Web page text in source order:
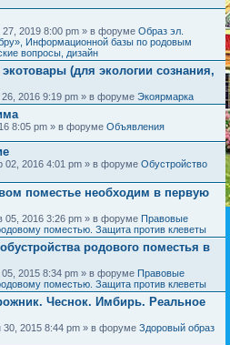
27, 2019 8:00 pm » в форуме Образ эл.
Информационной базы по родовым
вопросы, дизайн
(для экологии сознания,
26, 2016 9:19 pm » в форуме Экоярмарка
8:05 pm » в форуме Объявления
02, 2016 4:01 pm » в форуме Обустройство
поместье необходим в первую
05, 2016 3:26 pm » в форуме Правовые
поместью. Защита против клеветы
родового поместья в
05, 2015 8:34 pm » в форуме Правовые
поместью. Защита против клеветы
Чеснок. Имбирь. Реальное
30, 2015 8:44 pm » в форуме Здоровый образ